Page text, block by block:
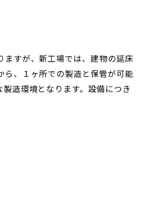
ますが、新工場では、建物の延床
、１ヶ所での製造と保管が可能
造環境となります。設備につき